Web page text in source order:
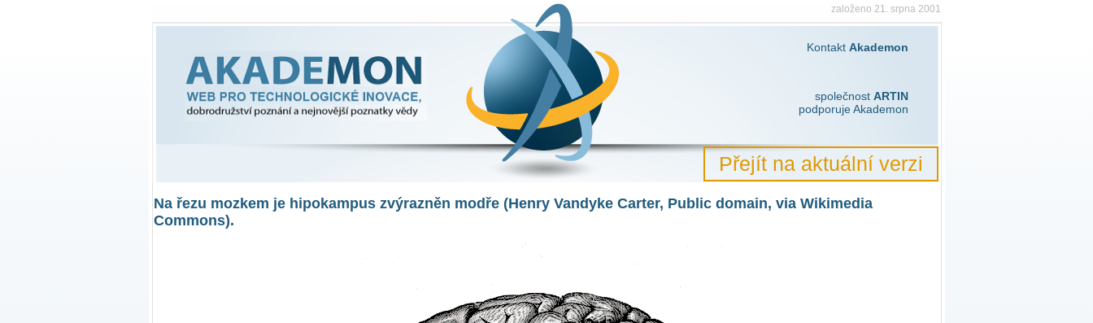
Web pro technologické inovace, dobrodružství poznání a nejnovější poznatky vědy
založeno 21. srpna 2001
Kontakt Akademon
společnost ARTIN
podporuje Akademon
Přejít na aktuální verzi
Na řezu mozkem je hipokampus zvýrazněn modře (Henry Vandyke Carter, Public domain, via Wikimedia
Commons).